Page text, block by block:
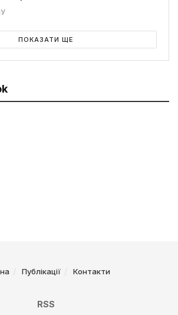
ПОКАЗАТИ ЩЕ
Публікації Контакти
RSS